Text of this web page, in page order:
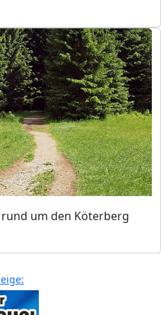
um den Köterberg